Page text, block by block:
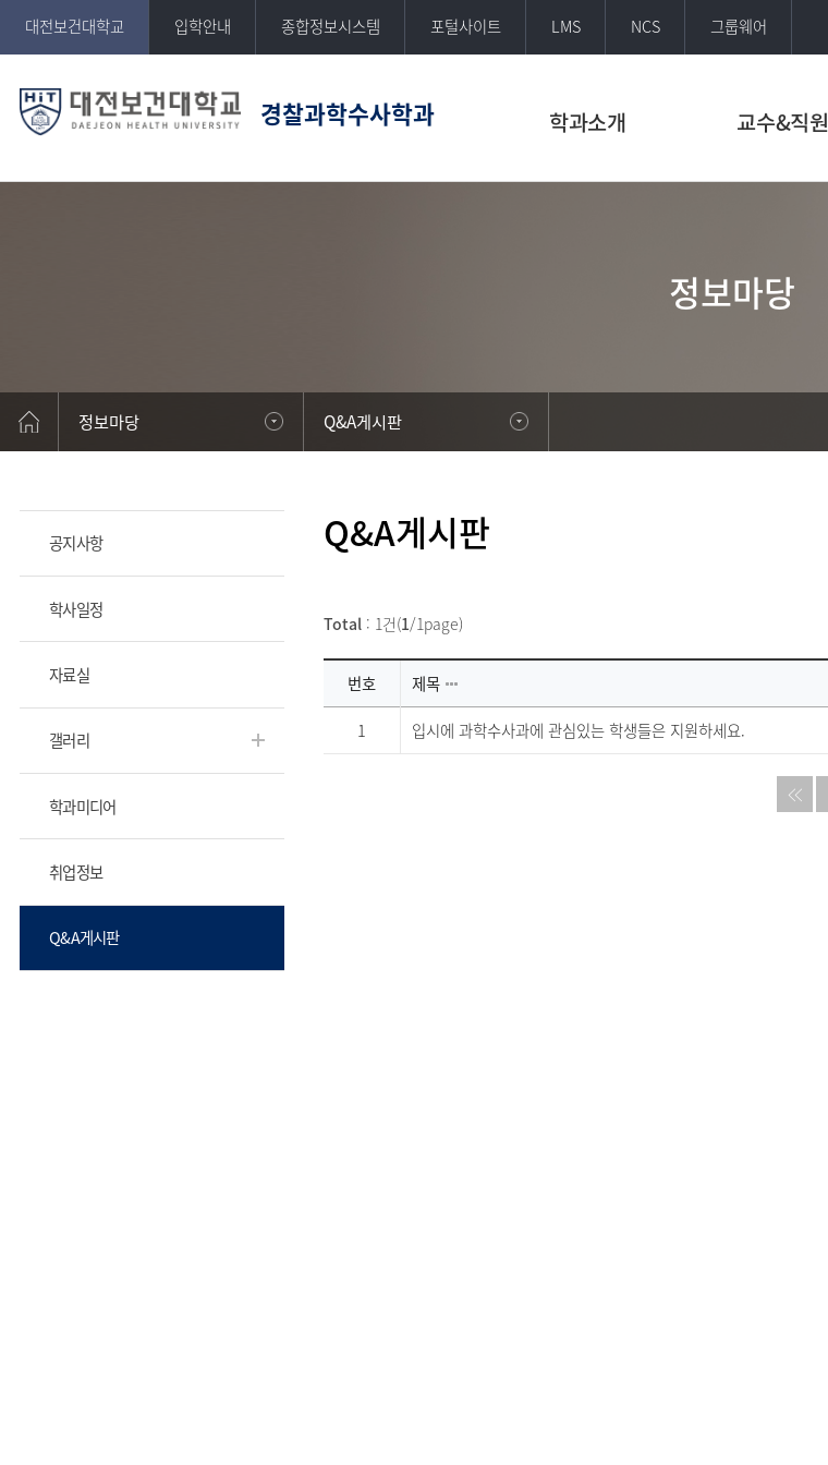
건너뛰기대전보건대학교 입학안내 종합정보시스템 포털사이트 LMS NCS 그룹웨어
경찰과학수사학과 학과소개 교수&직원
정보마당
정보마당 Q&A게시판
공지사항
학사일정
자료실
갤러리
학과미디어
취업정보
Q&A게시판
Q&A게시판
Total : 1건(1/1page)
번호 제목
1
입시에 과학수사과에 관심있는 학생들은 지원하세요.